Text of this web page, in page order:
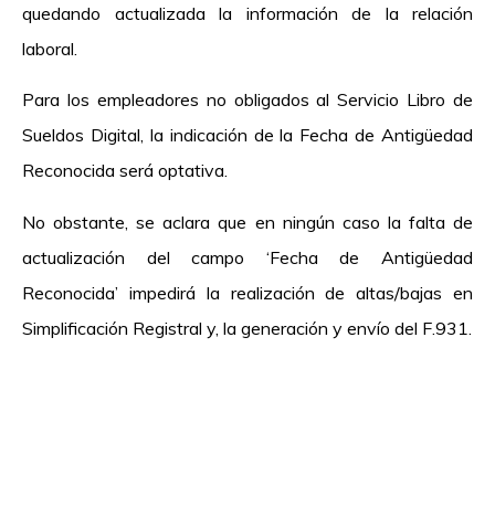
quedando actualizada la información de la relación
laboral.
Para los empleadores no obligados al Servicio Libro de
Sueldos Digital, la indicación de la Fecha de Antigüedad
Reconocida será optativa.
No obstante, se aclara que en ningún caso la falta de
actualización del campo ‘Fecha de Antigüedad
Reconocida’ impedirá la realización de altas/bajas en
Simplificación Registral y, la generación y envío del F.931.